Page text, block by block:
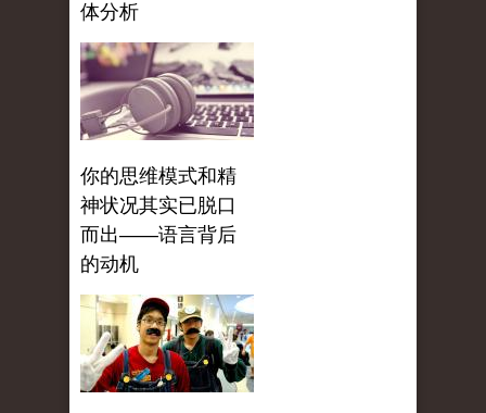
体分析
你的思维模式和精
神状况其实已脱口
而出——语言背后
的动机